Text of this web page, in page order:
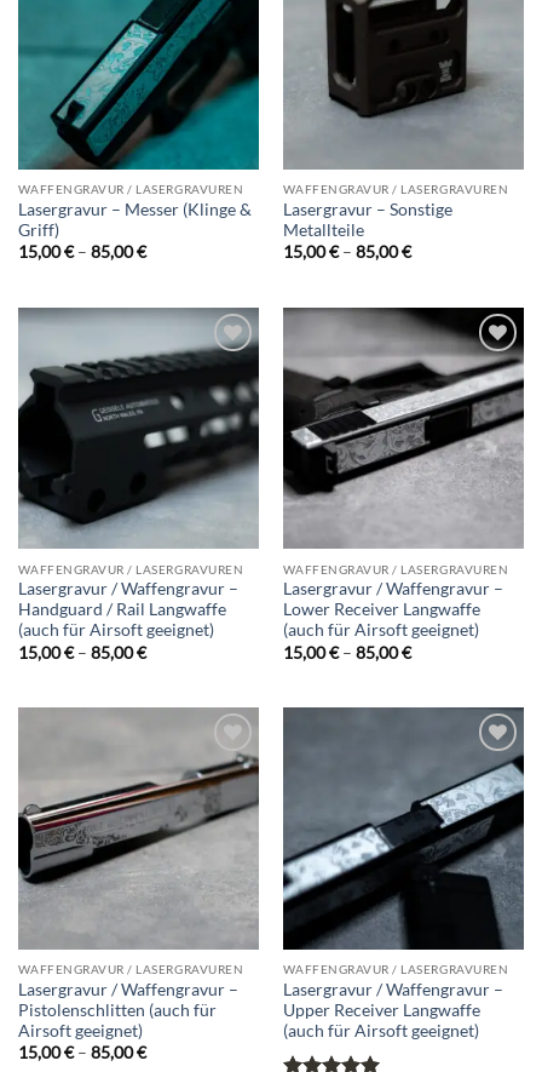
wishlist
WAFFENGRAVUR / LASERGRAVUREN
Lasergravur – Messer (Klinge &
Griff)
15,00€ – 85,00€Preisspanne:
WAFFENGRAVUR / LASERGRAVUREN
Lasergravur – Sonstige
Metallteile
15,00€ – 85,00€Preisspanne:
Add to
wishlist
WAFFENGRAVUR / LASERGRAVUREN
Lasergravur / Waffengravur –
Handguard / Rail Langwaffe
(auch für Airsoft geeignet)
15,00€ – 85,00€Preisspanne:
Add to
wishlist
WAFFENGRAVUR / LASERGRAVUREN
Lasergravur / Waffengravur –
Lower Receiver Langwaffe
(auch für Airsoft geeignet)
15,00€ – 85,00€Preisspanne:
Add to
wishlist
WAFFENGRAVUR / LASERGRAVUREN
Lasergravur / Waffengravur –
Pistolenschlitten (auch für
Airsoft geeignet)
15,00€ – 85,00€Preisspanne:
Add to
wishlist
WAFFENGRAVUR / LASERGRAVUREN
Lasergravur / Waffengravur –
Upper Receiver Langwaffe
(auch für Airsoft geeignet)